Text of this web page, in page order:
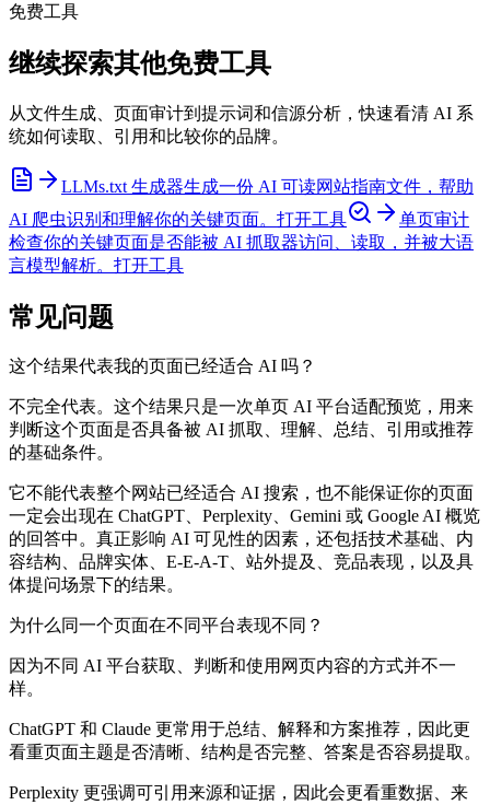
免费工具
继续探索其他免费工具
从文件生成、页面审计到提示词和信源分析，快速看清 AI 系
统如何读取、引用和比较你的品牌。
LLMs.txt 生成器生成一份 AI 可读网站指南文件，帮助
AI 爬虫识别和理解你的关键页面。 打开工具
单页审计
检查你的关键页面是否能被 AI 抓取器访问、读取，并被大语
言模型解析。 打开工具
常见问题
这个结果代表我的页面已经适合 AI 吗？
不完全代表。这个结果只是一次单页 AI 平台适配预览，用来
判断这个页面是否具备被 AI 抓取、理解、总结、引用或推荐
的基础条件。
它不能代表整个网站已经适合 AI 搜索，也不能保证你的页面
一定会出现在 ChatGPT、Perplexity、Gemini 或 Google AI 概览
的回答中。真正影响 AI 可见性的因素，还包括技术基础、内
容结构、品牌实体、E-E-A-T、站外提及、竞品表现，以及具
体提问场景下的结果。
为什么同一个页面在不同平台表现不同？
因为不同 AI 平台获取、判断和使用网页内容的方式并不一
样。
ChatGPT 和 Claude 更常用于总结、解释和方案推荐，因此更
看重页面主题是否清晰、结构是否完整、答案是否容易提取。
Perplexity 更强调可引用来源和证据，因此会更看重数据、来